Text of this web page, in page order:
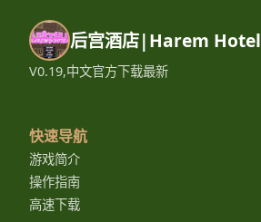
后宫酒店|Harem Hotel
V0.19,中文官方下载最新
快速导航
游戏简介
操作指南
高速下载